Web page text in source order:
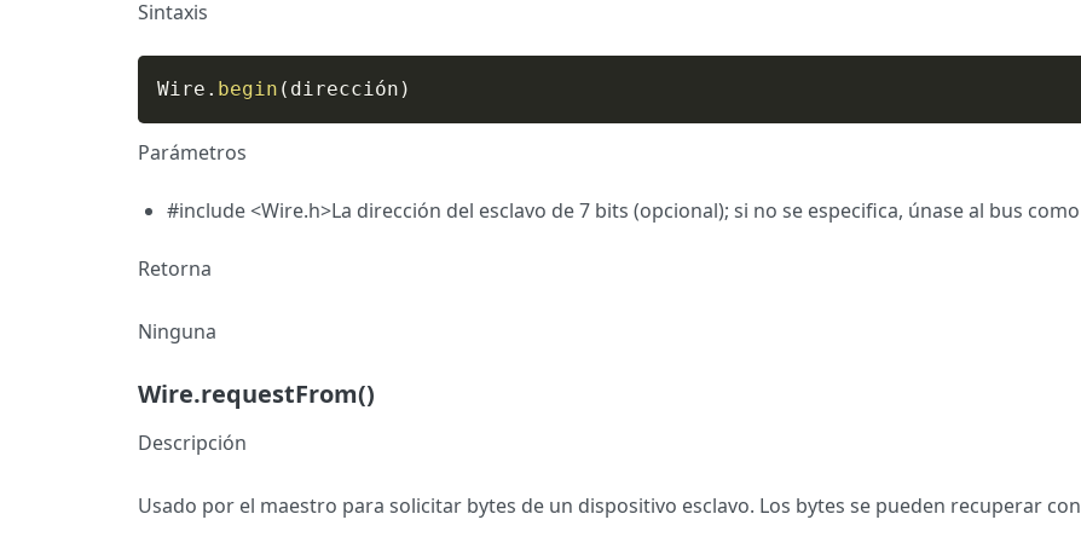
Sintaxis
Wire . begin ( dirección )
Parámetros
#include <Wire.h>La dirección del esclavo de 7 bits (opcional); si no se especifica, únase al bus
Retorna
Ninguna
Wire.requestFrom()
Descripción
Usado por el maestro para solicitar bytes de un dispositivo esclavo. Los bytes se pueden recuperar